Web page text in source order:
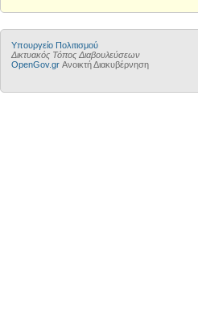
Υπουργείο Πολιτισμού
Δικτυακός Τόπος Διαβουλεύσεων
OpenGov.gr Ανοικτή Διακυβέρνηση